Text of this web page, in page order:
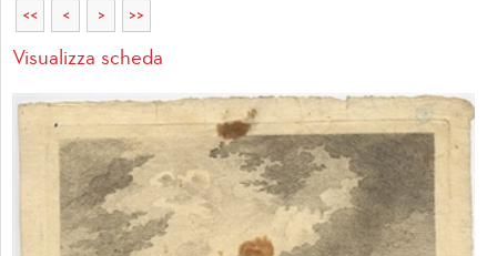
<< < > >>
Visualizza scheda